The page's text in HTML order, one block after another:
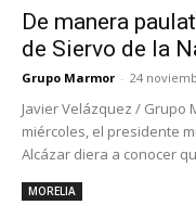
De manera
de Siervo de la
Grupo Marmor - 24
Javier Velázquez / Grupo
miércoles, el presidente
Alcázar diera a conocer
MORELIA